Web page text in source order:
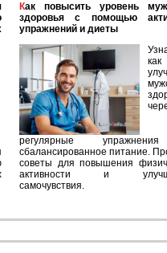
Как повысить уровень мужского
здоровья с помощью
упражнений и диеты
как
регулярные
сбалансированное питание.
советы для повышения
активности и
самочувствия.